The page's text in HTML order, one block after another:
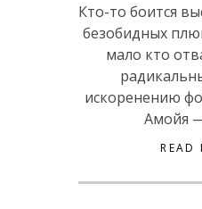
Кто-то боится
безобидных
мало кто
искоренению
Амойя
READ